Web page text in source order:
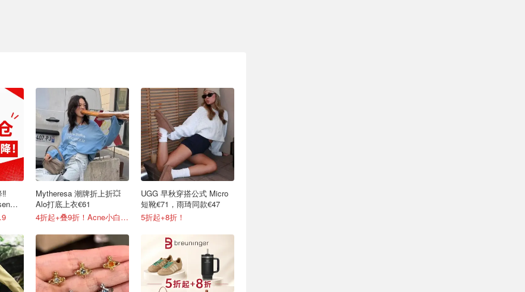
、
Mytheresa 潮牌折上折💥
Alo打底上衣€61
4折起+叠9折！Acne小白鞋€264
UGG 早秋穿搭公式 Micro
短靴€71，雨琦同款€47
5折起+8折！